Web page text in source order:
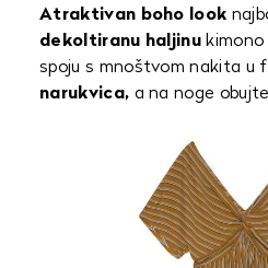
Atraktivan boho look
dekoltiranu haljinu
spoju s mnoštvom nakita u
narukvica, a na noge